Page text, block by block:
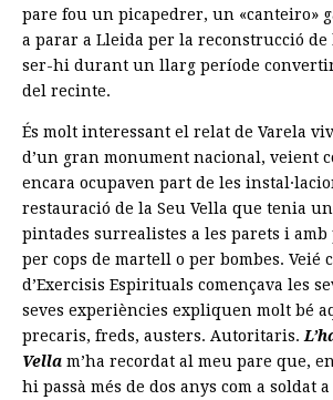
pare fou un picapedrer, un «canteiro»
a parar a Lleida per la reconstrucció de
ser-hi durant un llarg període
del recinte.
És molt interessant el relat de Varela
d’un gran monument nacional, veient
encara ocupaven part de les
restauració de la Seu Vella que tenia
pintades surrealistes a les parets i amb
per cops de martell o per bombes. Veié
d’Exercisis Espirituals començava les
seves experiències expliquen molt bé
precaris, freds, austers. Autoritaris.
Vella m’ha recordat al meu pare que,
hi passà més de dos anys com a soldat